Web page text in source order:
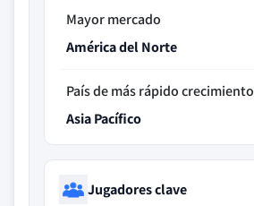
Mayor mercado
América del Norte
País de más rápido crecimiento
Asia Pacífico
Jugadores clave